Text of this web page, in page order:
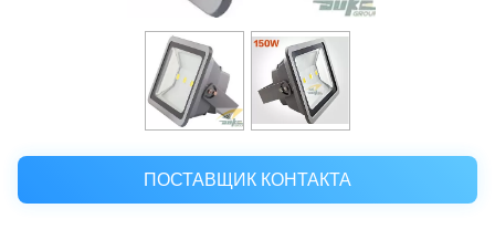
ПОСТАВЩИК КОНТАКТА